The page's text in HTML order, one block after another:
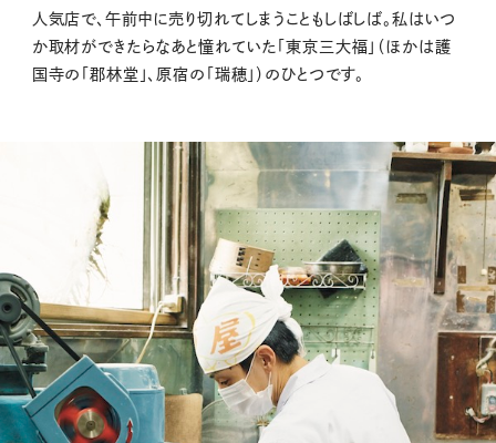
人気店で、午前中に売り切れてしまうこともしばしば。私はいつ
か取材ができたらなあと憧れていた「東京三大福」（ほかは護
国寺の「郡林堂」、原宿の「瑞穂」）のひとつです。